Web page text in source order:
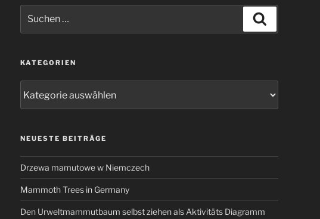
nach:
KATEGORIEN
NEUESTE BEITRÄGE
Drzewa mamutowe w Niemczech
Mammoth Trees in Germany
Den Urweltmammutbaum selbst ziehen als Aktivitäts Diagramm